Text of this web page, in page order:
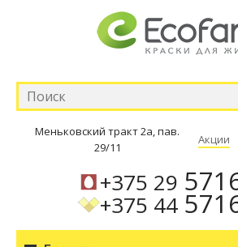
Меньковский тракт 2а, пав.
29/11
Акции
+375 29
+375 44